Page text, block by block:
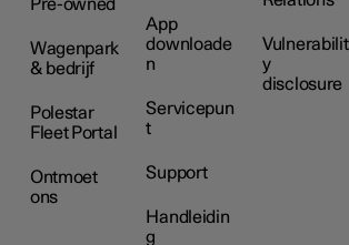
Pre-owned
Wagenpark
& bedrijf
Polestar
Fleet Portal
Ontmoet
ons
App
downloade
n
Servicepun
t
Support
Handleidin
g
Vulnerabilit
y
disclosure